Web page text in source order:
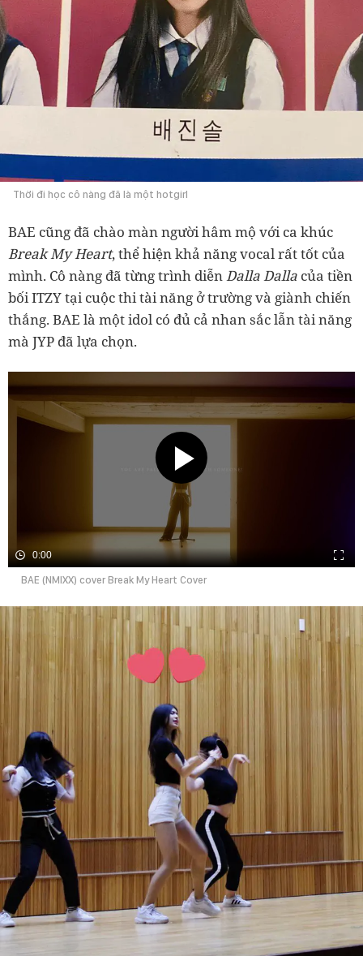
Thời đi học cô nàng đã là một hotgirl
BAE cũng đã chào màn người hâm mộ với ca khúc
Break My Heart, thể hiện khả năng vocal rất tốt của
mình. Cô nàng đã từng trình diễnDalla Dalla của tiền
bối ITZY tại cuộc thi tài năng ở trường và giành chiến
thắng. BAE là một idol có đủ cả nhan sắc lẫn tài năng
mà JYP đã lựa chọn.
0:00
BAE (NMIXX) cover Break My Heart Cover